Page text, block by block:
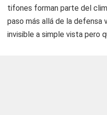
tifones forman parte del
paso más allá de la defensa
invisible a simple vista pero